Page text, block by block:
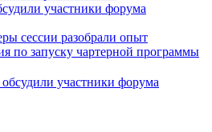
участники форума
сессии разобрали опыт
по запуску чартерной программы